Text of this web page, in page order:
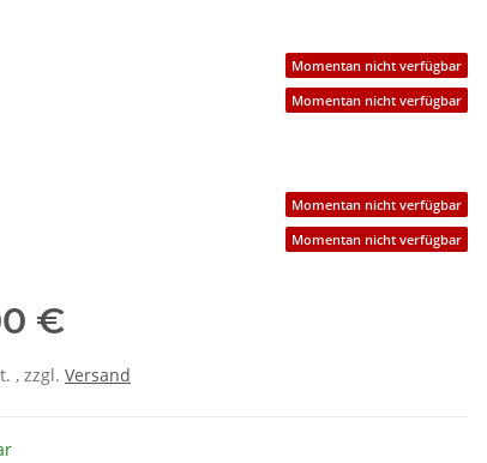
Momentan nicht verfügbar
Momentan nicht verfügbar
Momentan nicht verfügbar
Momentan nicht verfügbar
€
, zzgl. Versand